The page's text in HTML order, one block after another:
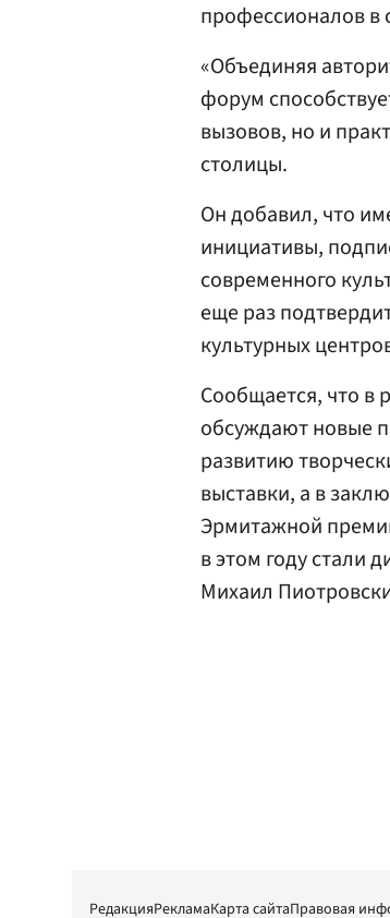
профессионалов в
«Объединяя
форум
вызовов, но и
столицы.
Он добавил, что
инициативы,
современного
еще раз
культурных
Сообщается, что в
обсуждают новые
развитию
выставки, а в
Эрмитажной
в этом году стали
Михаил
РедакцияРекламаКарта сайтаПравовая